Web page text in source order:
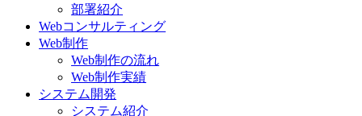
部署紹介
Webコンサルティング
Web制作
Web制作の流れ
Web制作実績
システム開発
システム紹介